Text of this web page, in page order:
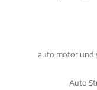
auto motor und
Auto